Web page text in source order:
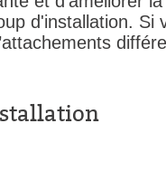
d'installation. Si